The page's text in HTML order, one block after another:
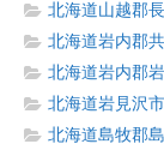
北海道山越郡長
北海道岩内郡共
北海道岩内郡岩
北海道岩見沢市
北海道島牧郡